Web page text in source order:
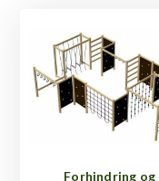
Forhindring og